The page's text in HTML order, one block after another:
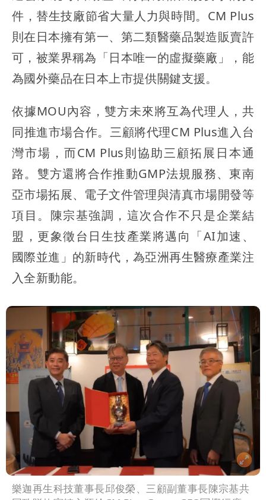
件，替生技廠節省大量人力與時間。CM Plus
則在日本擁有第一、第二類醫藥品製造販賣許
可，被業界稱為「日本唯一的虛擬藥廠」，能
為國外藥品在日本上市提供關鍵支援。
依據MOU內容，雙方未來將互為代理人，共
同推進市場合作。三顧將代理CM Plus進入台
灣市場，而CM Plus則協助三顧拓展日本通
路。雙方還將合作推動GMP法規服務、東南
亞市場拓展、電子文件管理與清真市場開發等
項目。陳宗基強調，這次合作不只是企業結
盟，更象徵台日生技產業將邁向「AI加速、
國際並進」的新時代，為亞洲再生醫療產業注
入全新動能。
樂迦再生科技董事長邱俊榮、三顧副董事長陳宗基共